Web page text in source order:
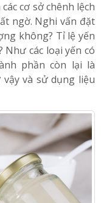
cơ sở chênh lệch
ngờ. Nghi vấn đặt
không? Tỉ lệ yến
các loại yến có
phần còn lại là
và sử dụng liệu